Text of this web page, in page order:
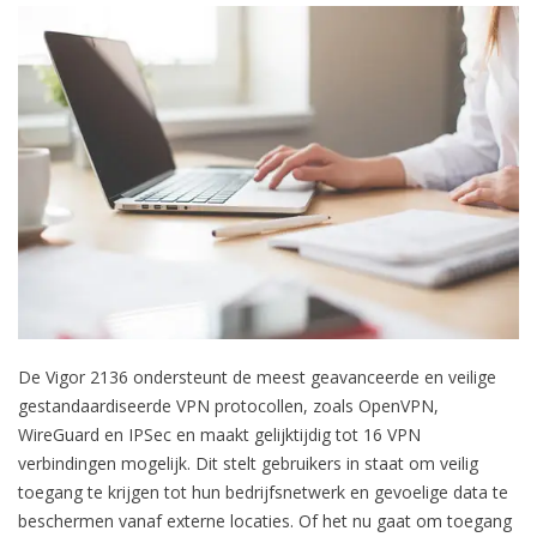
De Vigor 2136 ondersteunt de meest geavanceerde en veilige
gestandaardiseerde VPN protocollen, zoals OpenVPN,
WireGuard en IPSec en maakt gelijktijdig tot 16 VPN
verbindingen mogelijk. Dit stelt gebruikers in staat om veilig
toegang te krijgen tot hun bedrijfsnetwerk en gevoelige data te
beschermen vanaf externe locaties. Of het nu gaat om toegang